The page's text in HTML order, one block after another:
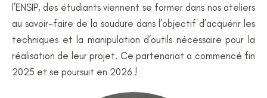
l’ENSIP, des étudiants viennent se former dans nos ateliers
au savoir-faire de la soudure dans l’objectif d’acquérir les
techniques et la manipulation d’outils nécessaire pour la
réalisation de leur projet. Ce partenariat a commencé fin
2025 et se poursuit en 2026 !